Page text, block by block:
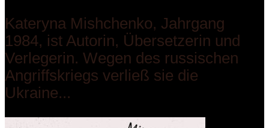
Kateryna Mishchenko, Jahrgang
1984, ist Autorin, Übersetzerin und
Verlegerin. Wegen des russischen
Angriffskriegs verließ sie die
Ukraine...